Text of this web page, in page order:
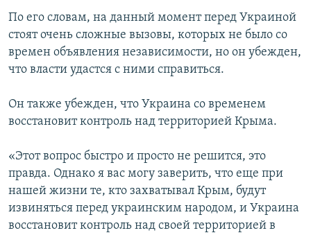
По его словам, на данный момент перед Украиной
стоят очень сложные вызовы, которых не было со
времен объявления независимости, но он убежден,
что власти удастся с ними справиться.
Он также убежден, что Украина со временем
восстановит контроль над территорией Крыма.
«Этот вопрос быстро и просто не решится, это
правда. Однако я вас могу заверить, что еще при
нашей жизни те, кто захватывал Крым, будут
извиняться перед украинским народом, и Украина
восстановит контроль над своей территорией в